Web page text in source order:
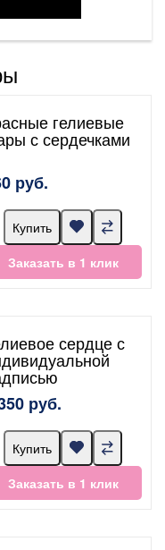
гелиевые
с сердечками
руб.
Купить
Заказать в 1 клик
сердце с
руб.
Купить
Заказать в 1 клик